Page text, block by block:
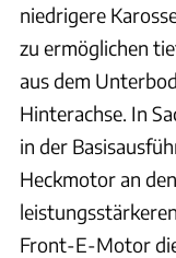
niedrigere
zu ermöglichen
aus dem
Hinterachse. In
in der
Heckmotor an
Front-E-Motor